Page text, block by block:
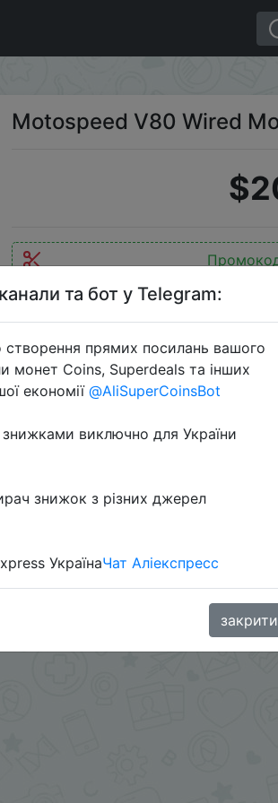
- BLACK
Motospeed V80 Wired
Перейти
та бот у Telegram:
прямих посилань вашого
монет Coins, Superdeals та інших
економії @AliSuperCoinsBot
знижками виключно для України
знижок з різних джерел
УкраїнаЧат Аліекспресс
закрити